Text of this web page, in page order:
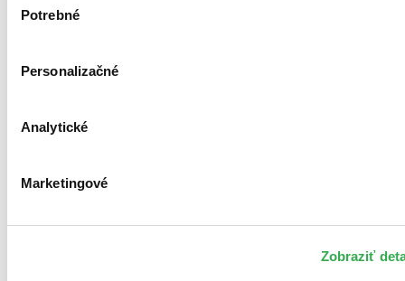
súhlasu
Potrebné
Personalizačné
Analytické
Marketingové
Zobraziť
Brožovaná väzba
posledné kusy. Ak ju chcete mať rýchlo, ponáhľajte sa!